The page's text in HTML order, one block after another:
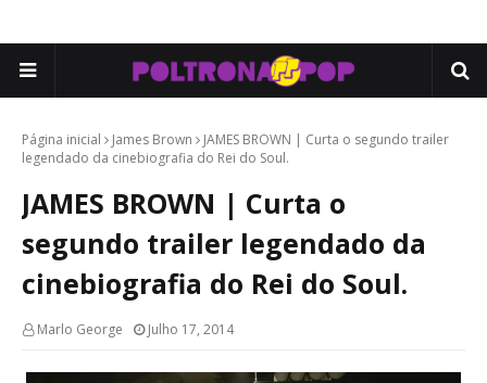
Página inicial James Brown
JAMES BROWN | Curta o segundo trailer
legendado da cinebiografia do Rei do Soul.
JAMES BROWN | Curta o
segundo trailer legendado da
cinebiografia do Rei do Soul.
Marlo George Julho 17, 2014